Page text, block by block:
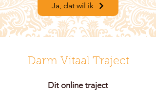
Ja, dat wil ik
Darm Vitaal Traject
Dit online traject